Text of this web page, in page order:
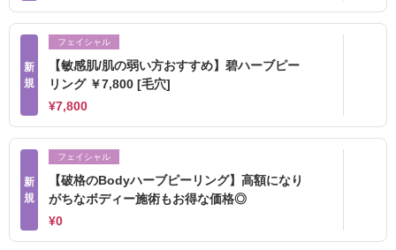
新
規
フェイシャル
【敏感肌/肌の弱い方おすすめ】碧ハーブピー
リング ￥7,800 [毛穴]
¥7,800
新
規
フェイシャル
【破格のBodyハーブピーリング】高額になり
がちなボディー施術もお得な価格◎
¥0